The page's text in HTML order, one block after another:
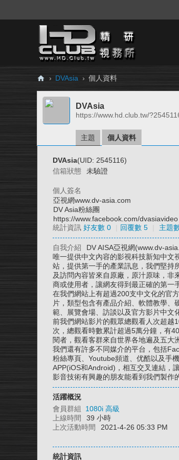
H
Cl
› DVAsia › 個人資料
DVAsia
https://www.hd.club.tw/
主題 個人資料
DVAsia(UID: 2545116)
信箱狀態
未驗證
個人簽名
亞視網www.dv-asia.com
DV Asia粉絲團
https://www.facebook.com/dvasiavideo
統計資訊 好友數 0 回覆數 5 主題
自我介紹
DV AISA亞視網(www.dv-
唯一提供中文內容的影視科技新知中文
站，提供第一手的產業訊息，我們堅持
及訪問內容皆來自原廠，原汁原味，非
商或使用者，讓網友得到最正確的第一
在我們網站上有超過200支中文化的官
片，類型包含有產品介紹、軟體教學、
範、展覽會場、訪談以及官方影片中文
前我們網站影片的觀眾總觀看人次超越
次，總觀看時數累計超過5萬分鐘，有
閱者，觀看客群來自世界各地遍及五大
我們還有許多不同媒介的平台，包括
粉絲專頁、Youtube頻道、优酷以及手機
APP(iOS和Android)，相互交叉連結，
影音技術有興趣的朋友能看到我們製作
活躍概況
會員群組 1080i 高級
上線時間
39 小時
上次活動時間
2021-4-26 05:33 PM
統計資訊